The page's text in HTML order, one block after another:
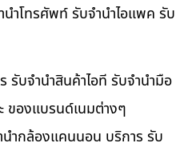
ำโทรศัพท์ รับจำนำไอแพค รับ
บจำนำสินค้าไอที รับจำนำมือ
ของแบรนด์เนมต่างๆ
ำกล้องแคนนอน บริการ รับ